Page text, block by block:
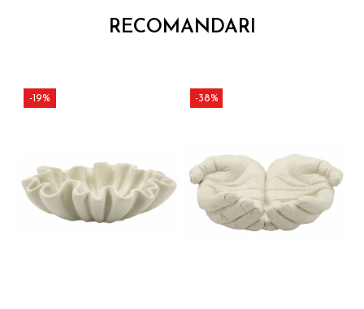
RECOMANDARI
-19% -38%